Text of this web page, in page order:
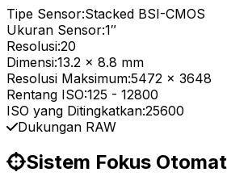
Tipe Sensor:Stacked BSI-CMOS
Ukuran Sensor:1″
Resolusi:20
Dimensi:13.2 x 8.8 mm
Resolusi Maksimum:5472 x 3648
Rentang ISO:125 - 12800
ISO yang Ditingkatkan:25600
Dukungan RAW
Sistem Fokus